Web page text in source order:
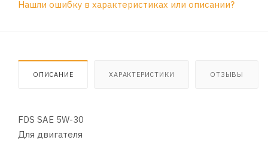
Нашли ошибку в характеристиках или описании?
ОПИСАНИЕ ХАРАКТЕРИСТИКИ ОТЗЫВЫ
FDS SAE 5W-30
Для двигателя